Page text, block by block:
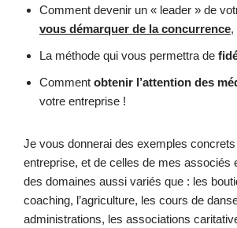
Comment devenir un « leader » de
vous démarquer de la concurrence,
La méthode qui vous permettra de
Comment obtenir l’attention des
votre entreprise !
Je vous donnerai des exemples
entreprise, et de celles de mes associés
des domaines aussi variés que : les
coaching, l’agriculture, les cours de
administrations, les associations